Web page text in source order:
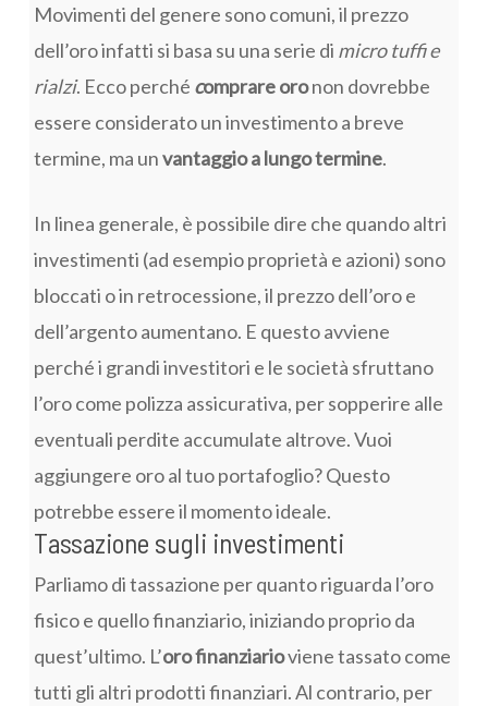
Movimenti del genere sono comuni, il prezzo
dell’oro infatti si basa su una serie di micro tuffi e
rialzi. Ecco perché comprare oronon dovrebbe
essere considerato un investimento a breve
termine, ma unvantaggio a lungo termine.
In linea generale, è possibile dire che quando altri
investimenti (ad esempio proprietà e azioni) sono
bloccati o in retrocessione, il prezzo dell’oro e
dell’argento aumentano. E questo avviene
perché i grandi investitori e le società sfruttano
l’oro come polizza assicurativa, per sopperire alle
eventuali perdite accumulate altrove. Vuoi
aggiungere oro al tuo portafoglio? Questo
potrebbe essere il momento ideale.
Tassazione sugli investimenti
Parliamo di tassazione per quanto riguarda l’oro
fisico e quello finanziario, iniziando proprio da
quest’ultimo. L’oro finanziarioviene tassato come
tutti gli altri prodotti finanziari. Al contrario, per